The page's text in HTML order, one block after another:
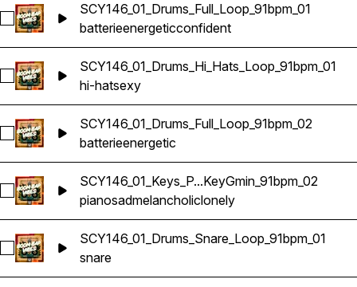
Sélectionnez SCY146_01_Drums_Full_Loop_91bpm_01
SCY146_01_Drums_Full_Loop_91bpm_01
batterieenergeticconfident
Sélectionnez SCY146_01_Drums_Hi_Hats_Loop_91bpm_01
SCY146_01_Drums_Hi_Hats_Loop_91bpm_01
hi-hatsexy
Sélectionnez SCY146_01_Drums_Full_Loop_91bpm_02
SCY146_01_Drums_Full_Loop_91bpm_02
batterieenergetic
Sélectionnez
SCY146_01_Keys_P...KeyGmin_91bpm_02
pianosadmelancholiclonely
Sélectionnez SCY146_01_Drums_Snare_Loop_91bpm_01
SCY146_01_Drums_Snare_Loop_91bpm_01
snare